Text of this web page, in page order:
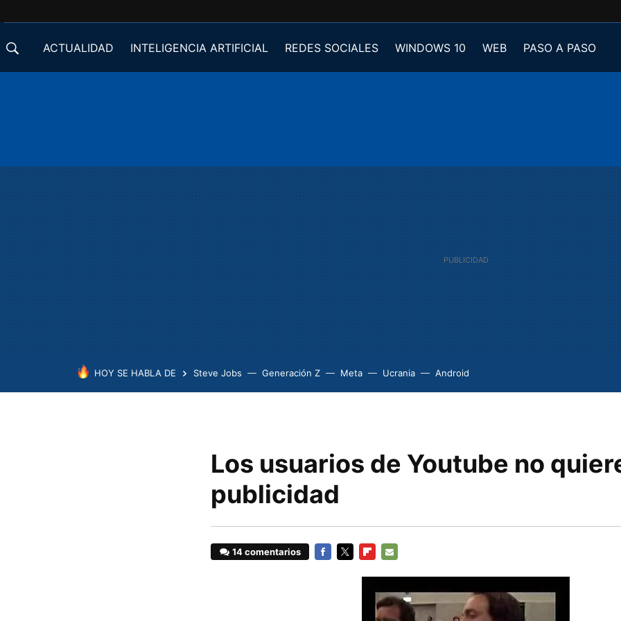
ACTUALIDAD INTELIGENCIA ARTIFICIAL REDES SOCIALES WINDOWS 10 WEB
PASO A PASO
HOY SE HABLA DE Steve Jobs Generación Z Meta Ucrania Android
Los usuarios de Youtube no
publicidad
14 comentarios